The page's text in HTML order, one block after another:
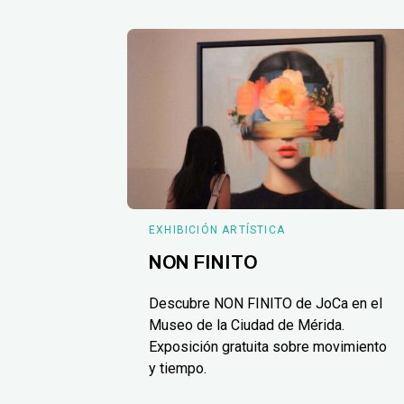
EXHIBICIÓN ARTÍSTICA
NON FINITO
Descubre NON FINITO de JoCa en el
Museo de la Ciudad de Mérida.
Exposición gratuita sobre movimiento
y tiempo.